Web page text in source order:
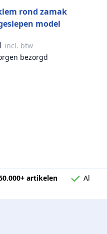
rond zamak
model
incl. btw
bezorgd
artikelen
Al